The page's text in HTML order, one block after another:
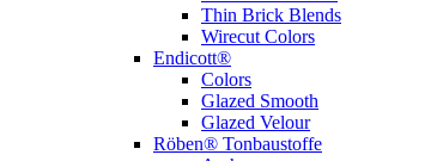
Thin Brick Blends
Wirecut Colors
Endicott®
Colors
Glazed Smooth
Glazed Velour
Röben® Tonbaustoffe